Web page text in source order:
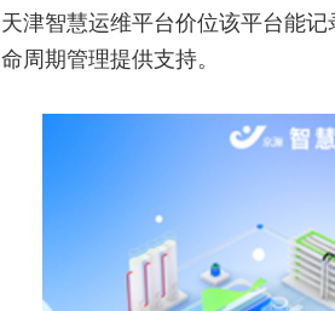
天津智慧运维平台价位该平台能
命周期管理提供支持。